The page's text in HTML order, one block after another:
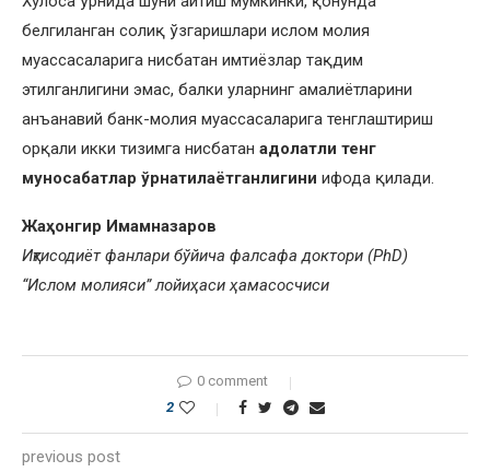
белгиланган солиқ ўзгаришлари ислом молия
муассасаларига нисбатан имтиёзлар тақдим
этилганлигини эмас, балки уларнинг амалиётларини
анъанавий банк-молия муассасаларига тенглаштириш
орқали икки тизимга нисбатан адолатли тенг
муносабатлар ўрнатилаётганлигини ифода қилади.
Жаҳонгир Имамназаров
Иқтисодиёт фанлари бўйича фалсафа доктори (PhD)
“Ислом молияси” лойиҳаси ҳамасосчиси
0 comment
2
previous post